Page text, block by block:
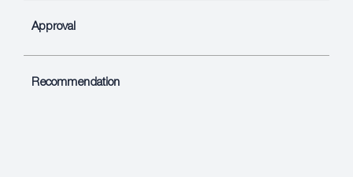
Approval
Recommendation